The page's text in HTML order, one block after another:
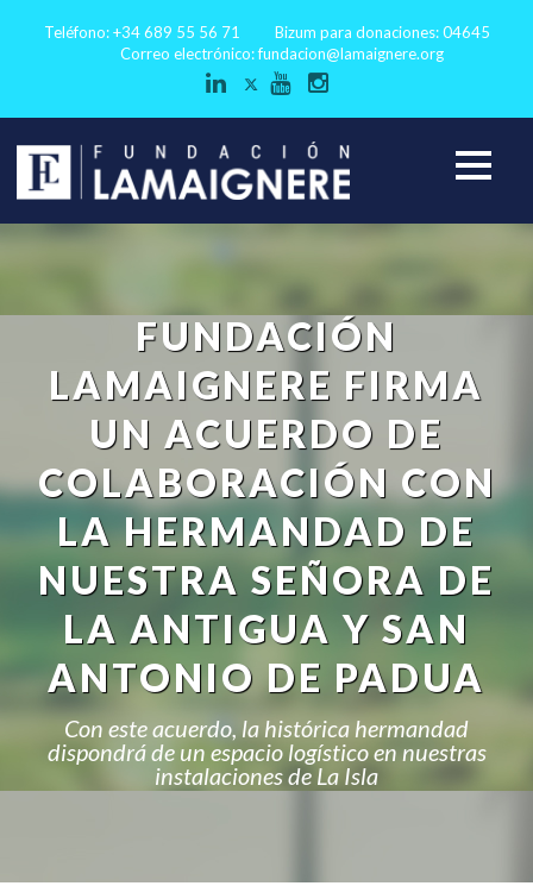
Teléfono: +34 689 55 56 71
Bizum para donaciones: 04645
Correo electrónico:fundacion@lamaignere.org
FUNDACIÓN
LAMAIGNERE FIRMA
UN ACUERDO DE
COLABORACIÓN CON
LA HERMANDAD DE
NUESTRA SEÑORA DE
LA ANTIGUA Y SAN
ANTONIO DE PADUA
Con este acuerdo, la histórica hermandad
dispondrá de un espacio logístico en nuestras
instalaciones de La Isla